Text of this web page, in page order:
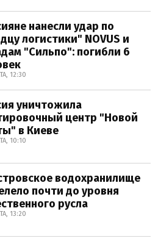
нанесли удар по
логистики" NOVUS и
"Сильпо": погибли 6
12:30
уничтожила
центр "Новой
в Киеве
10:10
водохранилище
почти до уровня
русла
13:20